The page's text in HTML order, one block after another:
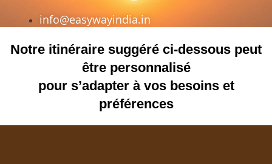
info@easywayindia.in
Notre itinéraire suggéré ci-dessous peut
être personnalisé
pour s’adapter à vos besoins et
préférences